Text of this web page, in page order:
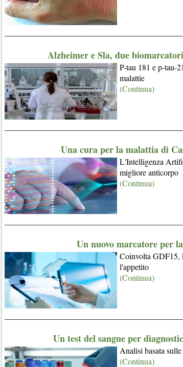
Alzheimer e Sla, due
P-tau 181 e p-tau-
malattie
(Continua)
Una cura per la malattia di
L'Intelligenza
migliore anticorpo
(Continua)
Un nuovo marcatore per
Coinvolta GDF15,
l'appetito
(Continua)
Un test del sangue per
Analisi basata
(Continua)